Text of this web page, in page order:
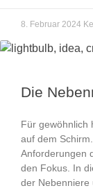
8. Februar 2024
Die
Für gewöhnlich
auf dem
Anforderungen
den Fokus. In
der Nebenniere